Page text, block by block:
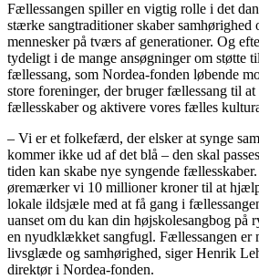
Fællessangen spiller en vigtig rolle i det
stærke sangtraditioner skaber samhørighed
mennesker på tværs af generationer. Og
tydeligt i de mange ansøgninger om støtte
fællessang, som Nordea-fonden løbende
store foreninger, der bruger fællessang til
fællesskaber og aktivere vores fælles
– Vi er et folkefærd, der elsker at synge
kommer ikke ud af det blå – den skal
tiden kan skabe nye syngende
øremærker vi 10 millioner kroner til at
lokale ildsjæle med at få gang i
uanset om du kan din højskolesangbog på
en nyudklækket sangfugl. Fællessangen er
livsglæde og samhørighed, siger Henrik
direktør i Nordea-fonden.